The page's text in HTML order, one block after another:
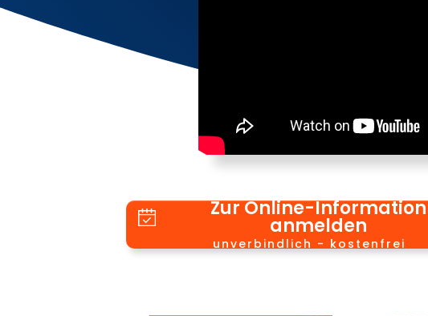
Zur Online-Information
anmelden
unverbindlich - kostenfrei